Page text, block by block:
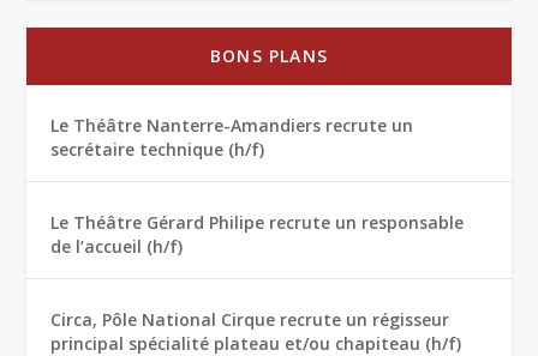
BONS PLANS
Le Théâtre Nanterre-Amandiers recrute un
secrétaire technique (h/f)
Le Théâtre Gérard Philipe recrute un responsable
de l’accueil (h/f)
Circa, Pôle National Cirque recrute un régisseur
principal spécialité plateau et/ou chapiteau (h/f)